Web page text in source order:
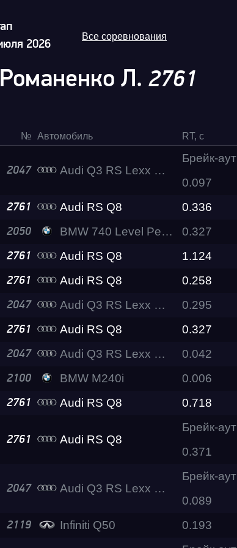
RDRC Юг 6 этап
Test & Tune PRO
RDRC Юг 5 этап
RDRC 2026 5 этап
Test & Tune Super PRO
Test & Tune PRO
RDRC Сибирь 4 этап
2026
Все соревнования
Романенко Л. 2761
№ Автомобиль RT, c
2047 Audi Q3 RS Lexx Motors Team
Брейк-аут
0.097
2761 Audi RS Q8 0.336
2050 BMW 740 Level Performance 0.327
2761 Audi RS Q8 1.124
2761 Audi RS Q8 0.258
2047 Audi Q3 RS Lexx Motors Team 0.295
2761 Audi RS Q8 0.327
2047 Audi Q3 RS Lexx Motors Team 0.042
2100 BMW M240i 0.006
2761 Audi RS Q8 0.718
2761 Audi RS Q8
Брейк-аут
0.371
2047 Audi Q3 RS Lexx Motors Team
Брейк-аут
0.089
2119 Infiniti Q50 0.193